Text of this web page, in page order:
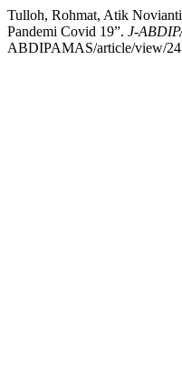
Tulloh, Rohmat, Atik
Pandemi Covid 19”. J-
ABDIPAMAS/article/view/